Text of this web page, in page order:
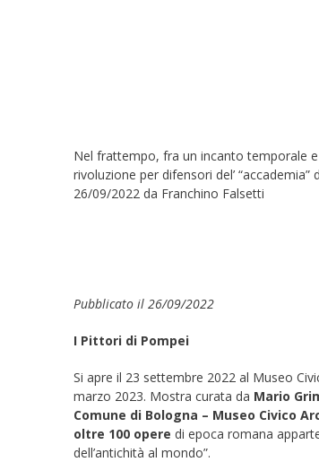
Nel frattempo, fra un incanto temporale
rivoluzione per difensori del’
26/09/2022 da Franchino Falsetti
Pubblicato il 26/09/2022
I Pittori di Pompei
Si apre il 23 settembre 2022 al Museo
marzo 2023. Mostra curata da Mario
Comune di Bologna – Museo Civico
oltre 100 opere di epoca romana
dell’antichità al mondo”.